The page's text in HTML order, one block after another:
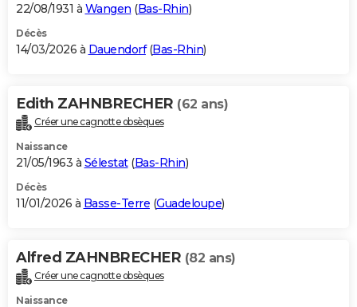
S'inscrire
Se connecter
Lycées
Collèges
Primaires
Universités
Entreprises
Service militaire
Avis de recherche
AVIS DE DÉCÈS
Bricolage
Lifestyle
Culture
Sport
Auto
Television
Voyage
Cinema
22/08/1931 à Wangen (Bas-Rhin)
Décès
14/03/2026 à Dauendorf(Bas-Rhin)
Edith ZAHNBRECHER (62 ans)
Créer une cagnotte obsèques
Naissance
21/05/1963 à Sélestat(Bas-Rhin)
Décès
11/01/2026 à Basse-Terre (Guadeloupe)
Alfred ZAHNBRECHER (82 ans)
Créer une cagnotte obsèques
Naissance